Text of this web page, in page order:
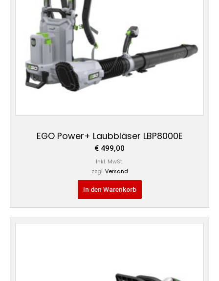
EGO Power+ Laubbläser LBP8000E
€ 499,00
Inkl. MwSt.
zzgl. Versand
In den Warenkorb